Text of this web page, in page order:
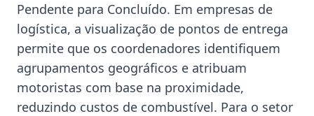
Pendente para Concluído. Em empresas de
logística, a visualização de pontos de entrega
permite que os coordenadores identifiquem
agrupamentos geográficos e atribuam
motoristas com base na proximidade,
reduzindo custos de combustível. Para o setor